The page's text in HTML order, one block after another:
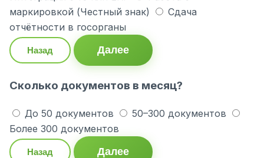
маркировкой (Честный знак)
Сдача
отчётности в госорганы
Назад Далее
Сколько документов в месяц?
До 50 документов
50–300 документов
Более 300 документов
Назад Далее